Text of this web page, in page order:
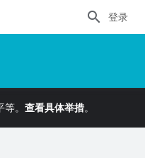
登录
。 查看具体举措。